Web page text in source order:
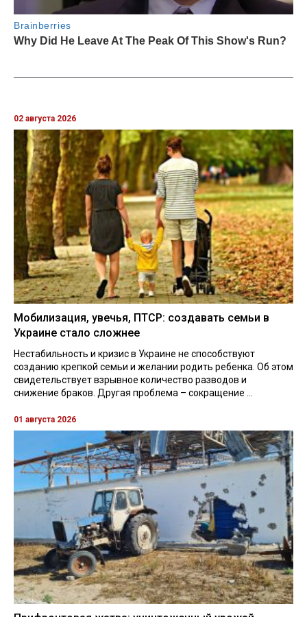
02 августа 2026
Мобилизация, увечья, ПТСР: создавать семьи в
Украине стало сложнее
Нестабильность и кризис в Украине не способствуют
созданию крепкой семьи и желании родить ребенка. Об этом
свидетельствует взрывное количество разводов и
снижение браков. Другая проблема – сокращение ...
01 августа 2026